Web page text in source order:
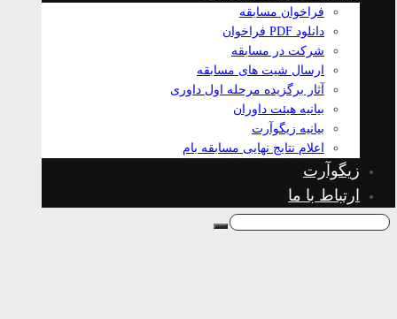
فراخوان مسابقه
دانلود PDF فراخوان
شرکت در مسابقه
ارسال شیت های مسابقه
آثار برگزیده مرحله اول داوری
بیانیه هیئت داوران
بیانیه زیگوآرت
اعلام نتایج نهایی مسابقه بام
زیگوآرت
ارتباط با ما